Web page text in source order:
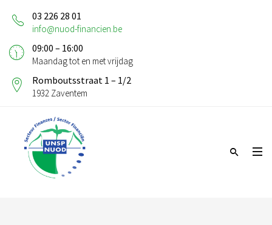
03 226 28 01
info@nuod-financien.be
09:00 – 16:00
Maandag tot en met vrijdag
Romboutsstraat 1 – 1/2
1932 Zaventem